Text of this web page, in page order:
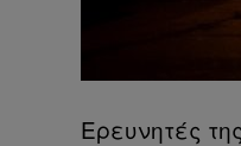
Ερευνητές